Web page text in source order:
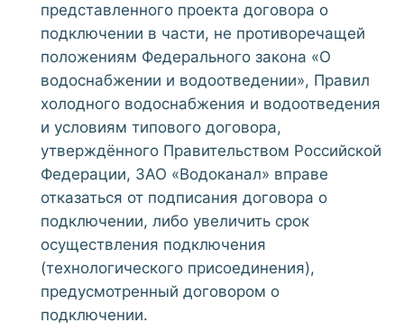
представленного проекта договора о
подключении в части, не противоречащей
положениям Федерального закона «О
водоснабжении и водоотведении», Правил
холодного водоснабжения и водоотведения
и условиям типового договора,
утверждённого Правительством Российской
Федерации, ЗАО «Водоканал» вправе
отказаться от подписания договора о
подключении, либо увеличить срок
осуществления подключения
(технологического присоединения),
предусмотренный договором о
подключении.